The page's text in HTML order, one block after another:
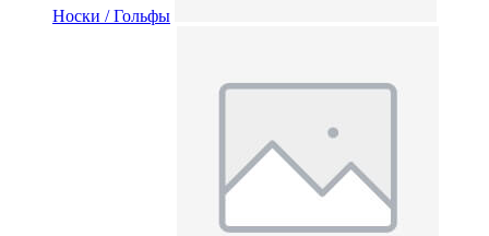
Носки / Гольфы